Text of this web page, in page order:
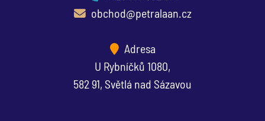
obchod@petralaan.cz
Adresa
U Rybníčků 1080,
582 91, Světlá nad Sázavou